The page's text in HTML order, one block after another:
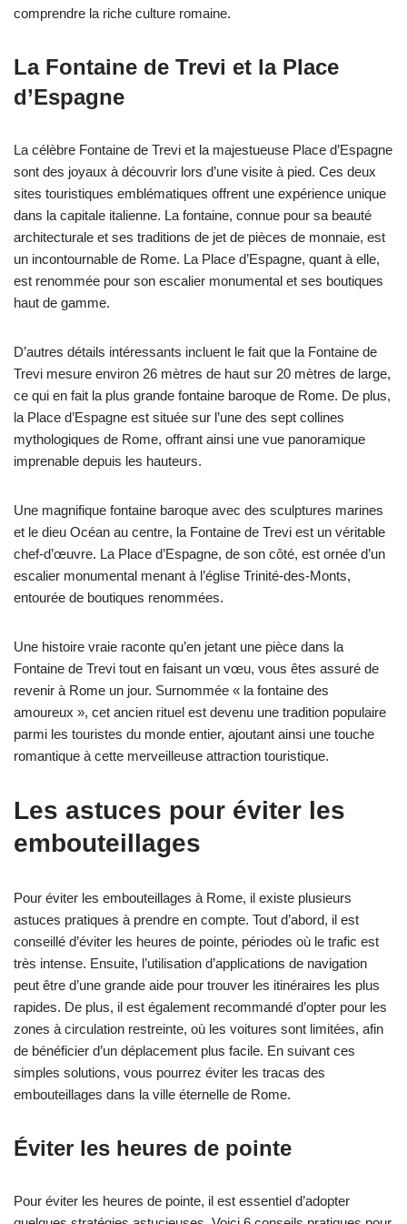
comprendre la riche culture romaine.
La Fontaine de Trevi et la Place
d’Espagne
La célèbre Fontaine de Trevi et la majestueuse Place d’Espagne
sont des joyaux à découvrir lors d’une visite à pied. Ces deux
sites touristiques emblématiques offrent une expérience unique
dans la capitale italienne. La fontaine, connue pour sa beauté
architecturale et ses traditions de jet de pièces de monnaie, est
un incontournable de Rome. La Place d’Espagne, quant à elle,
est renommée pour son escalier monumental et ses boutiques
haut de gamme.
D’autres détails intéressants incluent le fait que la Fontaine de
Trevi mesure environ 26 mètres de haut sur 20 mètres de large,
ce qui en fait la plus grande fontaine baroque de Rome. De plus,
la Place d’Espagne est située sur l’une des sept collines
mythologiques de Rome, offrant ainsi une vue panoramique
imprenable depuis les hauteurs.
Une magnifique fontaine baroque avec des sculptures marines
et le dieu Océan au centre, la Fontaine de Trevi est un véritable
chef-d’œuvre. La Place d’Espagne, de son côté, est ornée d’un
escalier monumental menant à l’église Trinité-des-Monts,
entourée de boutiques renommées.
Une histoire vraie raconte qu’en jetant une pièce dans la
Fontaine de Trevi tout en faisant un vœu, vous êtes assuré de
revenir à Rome un jour. Surnommée « la fontaine des
amoureux », cet ancien rituel est devenu une tradition populaire
parmi les touristes du monde entier, ajoutant ainsi une touche
romantique à cette merveilleuse attraction touristique.
Les astuces pour éviter les
embouteillages
Pour éviter les embouteillages à Rome, il existe plusieurs
astuces pratiques à prendre en compte. Tout d’abord, il est
conseillé d’éviter les heures de pointe, périodes où le trafic est
très intense. Ensuite, l’utilisation d’applications de navigation
peut être d’une grande aide pour trouver les itinéraires les plus
rapides. De plus, il est également recommandé d’opter pour les
zones à circulation restreinte, où les voitures sont limitées, afin
de bénéficier d’un déplacement plus facile. En suivant ces
simples solutions, vous pourrez éviter les tracas des
embouteillages dans la ville éternelle de Rome.
Éviter les heures de pointe
Pour éviter les heures de pointe, il est essentiel d’adopter